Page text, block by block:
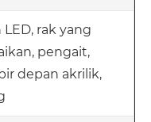
rak yang
pengait,
depan akrilik,